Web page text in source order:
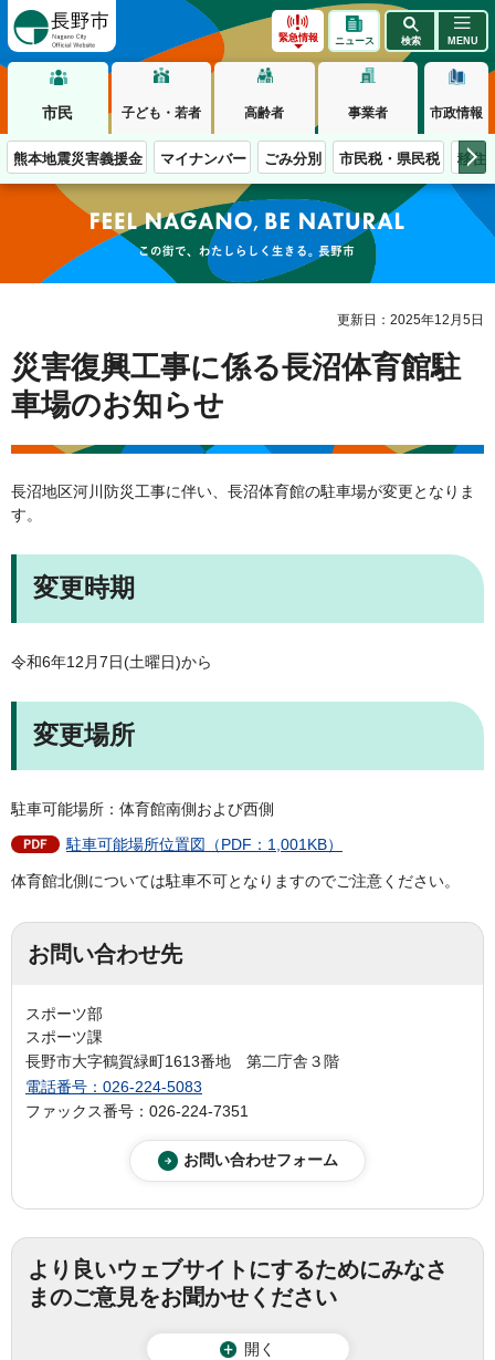
緊急情報 ニュース 検索 MENU
市民 子ども・若者 高齢者 事業者 市政情報
熊本地震災害義援金 マイナンバー ごみ分別 市民税・県民税 移住
この街で、わたしらしく生きる。長野市
更新日：2025年12月5日
災害復興工事に係る長沼体育館駐
車場のお知らせ
長沼地区河川防災工事に伴い、長沼体育館の駐車場が変更となりま
す。
変更時期
令和6年12月7日(土曜日)から
変更場所
駐車可能場所：体育館南側および西側
駐車可能場所位置図（PDF：1,001KB）
体育館北側については駐車不可となりますのでご注意ください。
お問い合わせ先
スポーツ部
スポーツ課
長野市大字鶴賀緑町1613番地 第二庁舎３階
電話番号：026-224-5083
ファックス番号：026-224-7351
より良いウェブサイトにするためにみなさ
まのご意見をお聞かせください
開く